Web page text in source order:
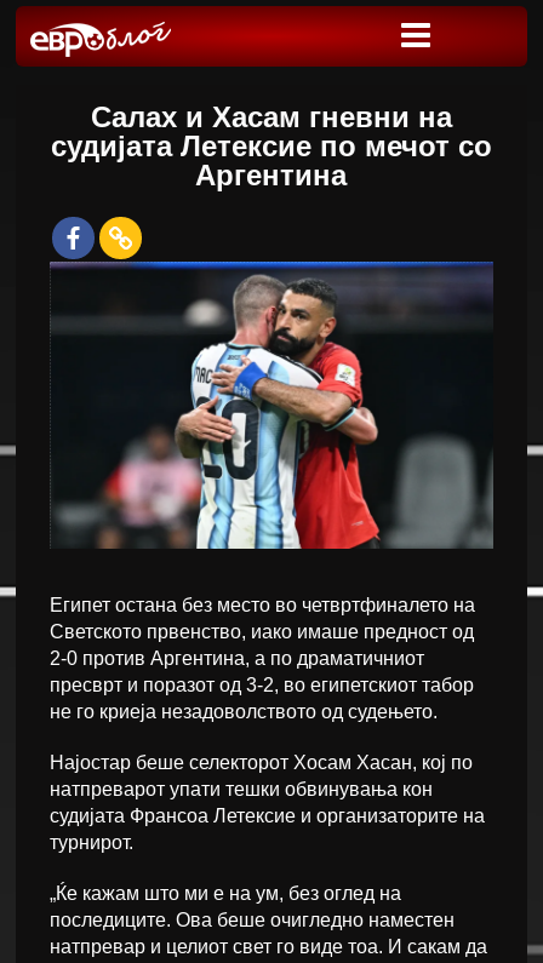
Салах и Хасам гневни на
судијата Летексие по мечот со
Аргентина
Египет остана без место во четвртфиналето на
Светското првенство, иако имаше предност од
2-0 против Аргентина, а по драматичниот
пресврт и поразот од 3-2, во египетскиот табор
не го криеја незадоволството од судењето.
Најостар беше селекторот Хосам Хасан, кој по
натпреварот упати тешки обвинувања кон
судијата Франсоа Летексие и организаторите на
турнирот.
„Ќе кажам што ми е на ум, без оглед на
последиците. Ова беше очигледно наместен
натпревар и целиот свет го виде тоа. И сакам да